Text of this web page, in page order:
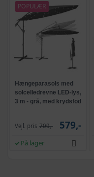
POPULÆR
Hængeparasols med
solcelledrevne LED-lys,
3 m - grå, med krydsfod
Vejl. pris 709,- 579,-
På lager